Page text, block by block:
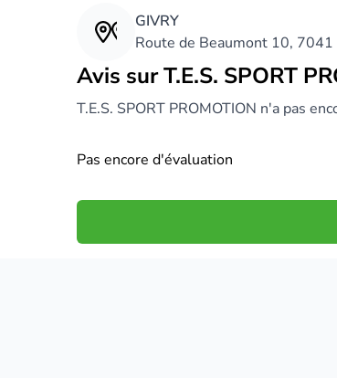
GIVRY
Route de Beaumont 10, 7041
Avis sur T.E.S. SPORT
T.E.S. SPORT PROMOTION n'a pas
Pas encore d'évaluation